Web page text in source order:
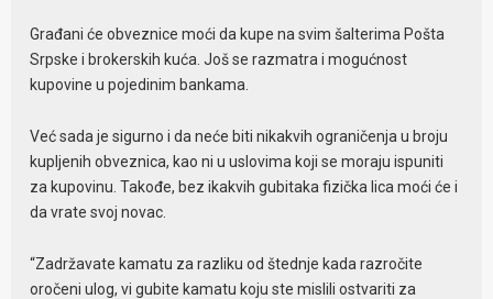
Građani će obveznice moći da kupe na svim šalterima Pošta
Srpske i brokerskih kuća. Još se razmatra i mogućnost
kupovine u pojedinim bankama.
Već sada je sigurno i da neće biti nikakvih ograničenja u broju
kupljenih obveznica, kao ni u uslovima koji se moraju ispuniti
za kupovinu. Takođe, bez ikakvih gubitaka fizička lica moći će i
da vrate svoj novac.
“Zadržavate kamatu za razliku od štednje kada razročite
oročeni ulog, vi gubite kamatu koju ste mislili ostvariti za